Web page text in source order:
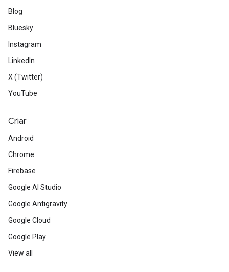
Blog
Bluesky
Instagram
LinkedIn
X (Twitter)
YouTube
Criar
Android
Chrome
Firebase
Google AI Studio
Google Antigravity
Google Cloud
Google Play
View all